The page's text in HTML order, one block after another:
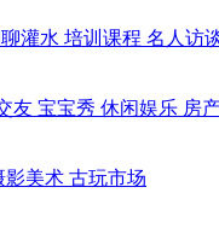
灌水 培训课程 名人访
友 宝宝秀 休闲娱乐 房
影美术 古玩市场